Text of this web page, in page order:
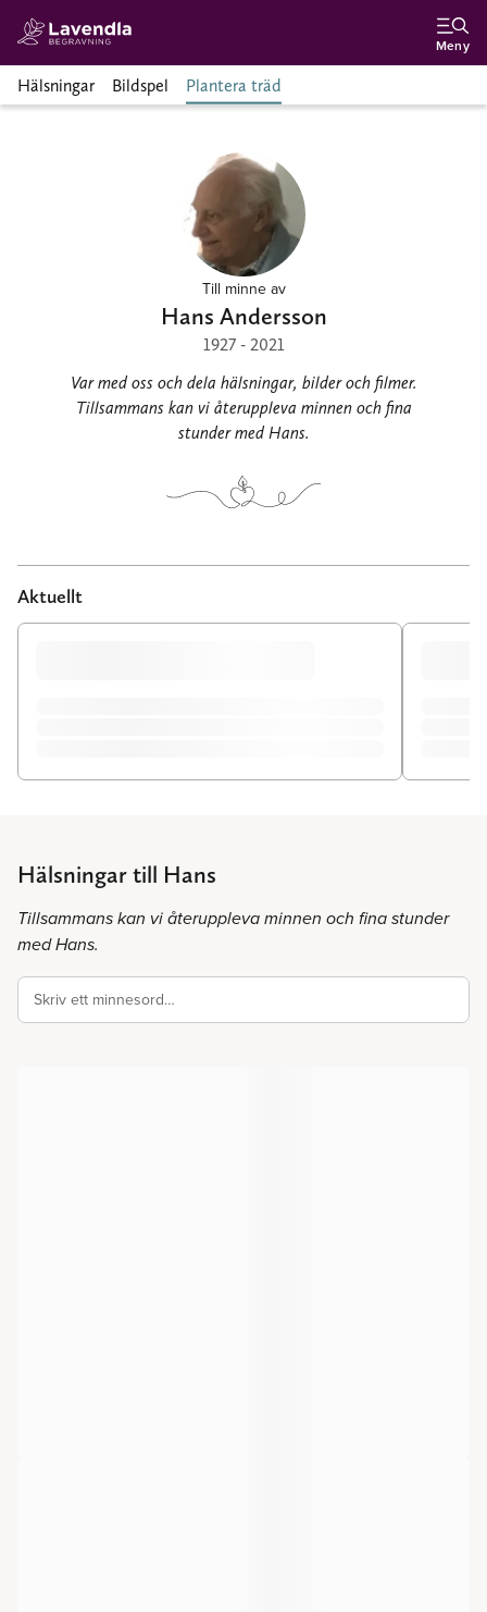
Meny
Hälsningar Bildspel Plantera träd
Till minne av
Hans Andersson
1927 - 2021
Var med oss och dela hälsningar, bilder och filmer.
Tillsammans kan vi återuppleva minnen och fina
stunder med Hans.
Aktuellt
Hälsningar till Hans
Tillsammans kan vi återuppleva minnen och fina stunder
med Hans.
Skriv ett minnesord…